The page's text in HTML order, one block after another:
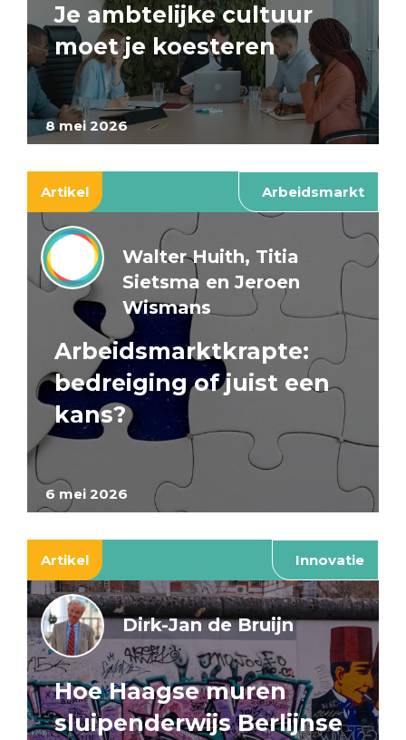
8 mei 2026
Je ambtelijke cultuur
moet je koesteren
Artikel Arbeidsmarkt
6 mei 2026
Walter Huith, Titia
Sietsma en Jeroen
Wismans
Arbeidsmarktkrapte:
bedreiging of juist een
kans?
Artikel Innovatie
Dirk-Jan de Bruijn
Hoe Haagse muren
sluipenderwijs Berlijnse